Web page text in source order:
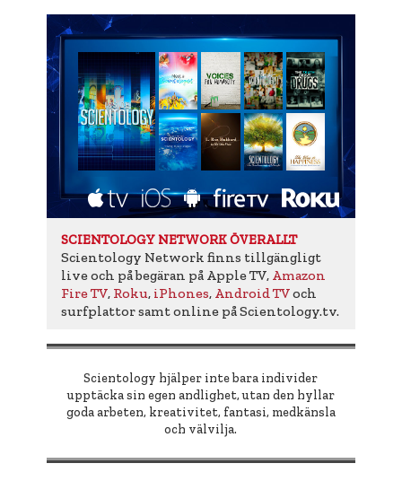
SCIENTOLOGY NETWORK ÖVERALLT
Scientology Network finns tillgängligt
live och på begäran på Apple TV, Amazon
Fire TV, Roku, iPhones, Android TVoch
surfplattor samt online på Scientology.tv.
Scientology hjälper inte bara individer
upptäcka sin egen andlighet, utan den hyllar
goda arbeten, kreativitet, fantasi, medkänsla
och välvilja.